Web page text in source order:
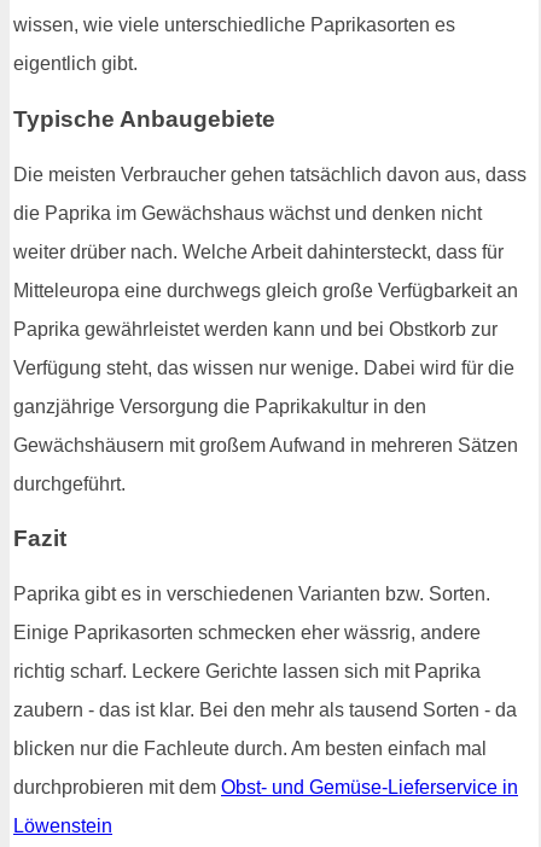
wissen, wie viele unterschiedliche Paprikasorten es
eigentlich gibt.
Typische Anbaugebiete
Die meisten Verbraucher gehen tatsächlich davon aus, dass
die Paprika im Gewächshaus wächst und denken nicht
weiter drüber nach. Welche Arbeit dahintersteckt, dass für
Mitteleuropa eine durchwegs gleich große Verfügbarkeit an
Paprika gewährleistet werden kann und bei Obstkorb zur
Verfügung steht, das wissen nur wenige. Dabei wird für die
ganzjährige Versorgung die Paprikakultur in den
Gewächshäusern mit großem Aufwand in mehreren Sätzen
durchgeführt.
Fazit
Paprika gibt es in verschiedenen Varianten bzw. Sorten.
Einige Paprikasorten schmecken eher wässrig, andere
richtig scharf. Leckere Gerichte lassen sich mit Paprika
zaubern - das ist klar. Bei den mehr als tausend Sorten - da
blicken nur die Fachleute durch. Am besten einfach mal
durchprobieren mit dem Obst- und Gemüse-Lieferservice in
Löwenstein